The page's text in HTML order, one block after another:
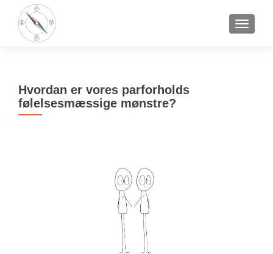
SLÅ
Hvordan er vores parforholds
følelsesmæssige mønstre?